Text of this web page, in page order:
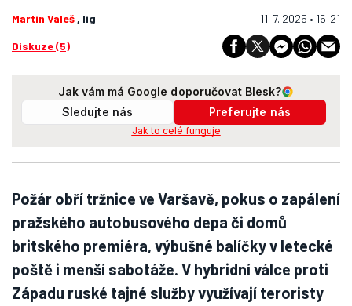
Martin Valeš , lig 11. 7. 2025 • 15:21
Diskuze (5)
Jak vám má Google doporučovat Blesk?
Sledujte nás
Preferujte nás
Jak to celé funguje
Požár obří tržnice ve Varšavě, pokus o zapálení
pražského autobusového depa či domů
britského premiéra, výbušné balíčky v letecké
poště i menší sabotáže. V hybridní válce proti
Západu ruské tajné služby využívají teroristy